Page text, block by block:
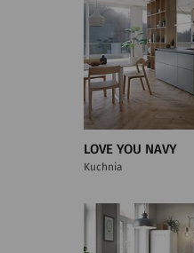
LOVE YOU NAVY
Kuchnia